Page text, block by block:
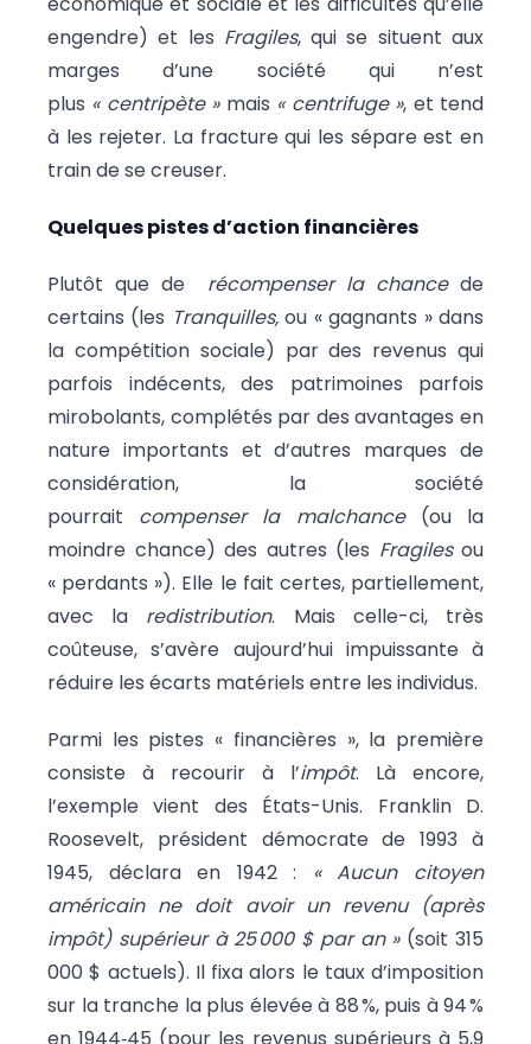
engendre) et les Fragiles, qui se situent aux
marges d’une société qui n’est
plus « centripète »mais « centrifuge », et tend
à les rejeter. La fracture qui les sépare est en
train de se creuser.
Quelques pistes d’action financières
Plutôt que de récompenser la chancede
certains (les Tranquilles,ou « gagnants » dans
la compétition sociale) par des revenus qui
parfois indécents, des patrimoines parfois
mirobolants, complétés par des avantages en
nature importants et d’autres marques de
considération, la société
pourrait compenser la malchance(ou la
moindre chance) des autres (les Fragiles ou
« perdants »). Elle le fait certes, partiellement,
avec la redistribution. Mais celle-ci, très
coûteuse, s’avère aujourd’hui impuissante à
réduire les écarts matériels entre les individus.
Parmi les pistes « financières », la première
consiste à recourir à l’impôt. Là encore,
l’exemple vient des États-Unis. Franklin D.
Roosevelt, président démocrate de 1993 à
1945, déclara en 1942 : « Aucun citoyen
américain ne doit avoir un revenu (après
impôt) supérieur à 25000 $ par an »(soit 315
000 $ actuels). Il fixa alors le taux d’imposition
sur la tranche la plus élevée à 88 %, puis à 94 %
en 1944‑45 (pour les revenus supérieurs à 5,9